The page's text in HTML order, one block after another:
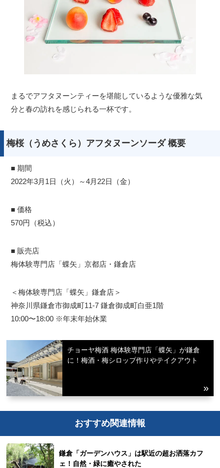
まるでアフタヌーンティーを堪能しているような優雅な気
分と春の訪れを感じられる一杯です。
梅桜（うめさくら）アフタヌーンソーダ 概要
■ 期間
2022年3月1日（火）～4月22日（金）
■ 価格
570円（税込）
■ 販売店
梅体験専門店「蝶矢」京都店・鎌倉店
＜梅体験専門店「蝶矢」鎌倉店＞
神奈川県鎌倉市御成町11-7 鎌倉御成町白亜1階
10:00〜18:00 ※年末年始休業
チョーヤ梅酒 梅体験専門店「蝶矢」が鎌倉
に！梅酒・梅シロップ作りやテイクアウト
おすすめ関連情報
鎌倉「ガーデンハウス」は駅近の超お洒落カフ
ェ！自然・緑に癒やされた